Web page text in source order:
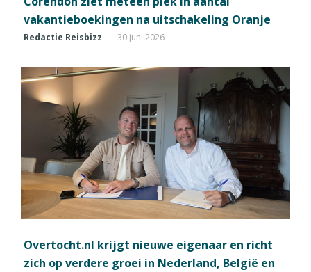
vakantieboekingen na uitschakeling Oranje
Redactie Reisbizz 30 juni 2026
Overtocht.nl krijgt nieuwe eigenaar en richt
zich op verdere groei in Nederland, België en